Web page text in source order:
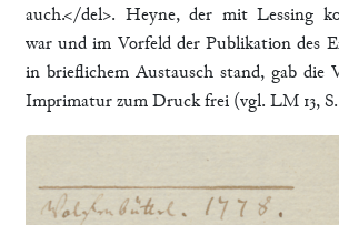
auch.</del>. Heyne, der mit Lessing
war und im Vorfeld der Publikation des
in brieflichem Austausch stand, gab die
Imprimatur zum Druck frei (vgl. LM 13,